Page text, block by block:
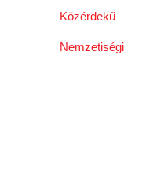
Közérdekű
Nemzetiségi